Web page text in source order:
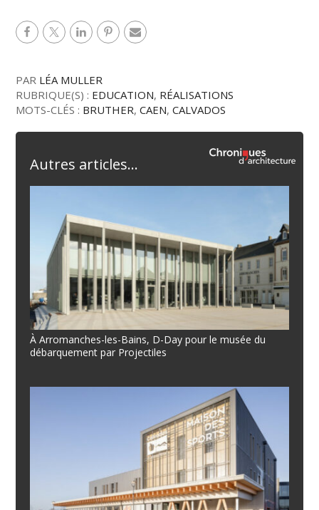
PAR LÉA MULLER
RUBRIQUE(S) : EDUCATION, RÉALISATIONS
MOTS-CLÉS : BRUTHER,CAEN,CALVADOS
Autres articles...
À Arromanches-les-Bains, D-Day pour le musée du
débarquement par Projectiles